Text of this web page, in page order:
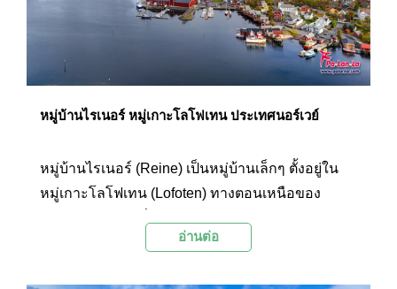
หมู่บ้านไรเนอร์ หมู่เกาะโลโฟเทน ประเทศนอร์เวย์
หมู่บ้านไรเนอร์ (Reine) เป็นหมู่บ้านเล็กๆ ตั้งอยู่ใน
หมู่เกาะโลโฟเทน (Lofoten) ทางตอนเหนือของ
เหมือนใคร จนได้ชื่อว่าเป็นหมู่บ้านที่สวยที่สุดในหมู่
อ่านต่อ